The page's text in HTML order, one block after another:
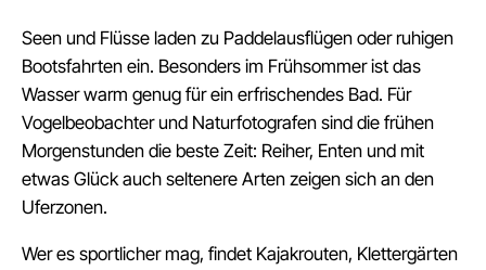
Seen und Flüsse laden zu Paddelausflügen oder ruhigen
Bootsfahrten ein. Besonders im Frühsommer ist das
Wasser warm genug für ein erfrischendes Bad. Für
Vogelbeobachter und Naturfotografen sind die frühen
Morgenstunden die beste Zeit: Reiher, Enten und mit
etwas Glück auch seltenere Arten zeigen sich an den
Uferzonen.
Wer es sportlicher mag, findet Kajakrouten, Klettergärten